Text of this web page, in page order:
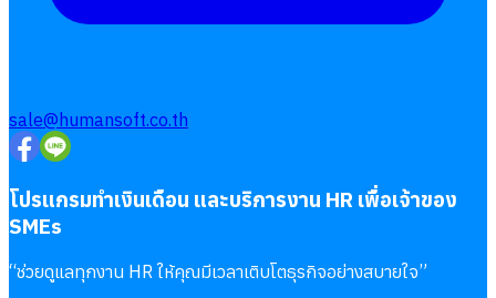
sale@humansoft.co.th
โปรแกรมทำเงินเดือน และบริการงาน HR เพื่อเจ้าของ
SMEs
“ช่วยดูแลทุกงาน HR ให้คุณมีเวลาเติบโตธุรกิจอย่างสบายใจ”